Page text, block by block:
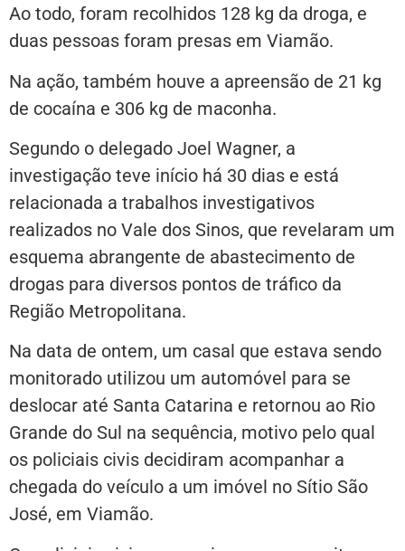
Ao todo, foram recolhidos 128 kg da droga, e
duas pessoas foram presas em Viamão.
Na ação, também houve a apreensão de 21 kg
de cocaína e 306 kg de maconha.
Segundo o delegado Joel Wagner, a
investigação teve início há 30 dias e está
relacionada a trabalhos investigativos
realizados no Vale dos Sinos, que revelaram um
esquema abrangente de abastecimento de
drogas para diversos pontos de tráfico da
Região Metropolitana.
Na data de ontem, um casal que estava sendo
monitorado utilizou um automóvel para se
deslocar até Santa Catarina e retornou ao Rio
Grande do Sul na sequência, motivo pelo qual
os policiais civis decidiram acompanhar a
chegada do veículo a um imóvel no Sítio São
José, em Viamão.